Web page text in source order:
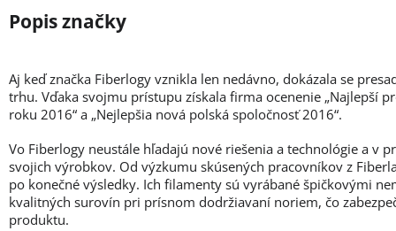
Aj keď značka Fiberlogy vznikla len nedávno, dokázala se
trhu. Vďaka svojmu prístupu získala firma ocenenie „Najlepší
roku 2016“ a „Nejlepšia nová polská spoločnosť 2016“.
Vo Fiberlogy neustále hľadajú nové riešenia a technológie a v
svojich výrobkov. Od výzkumu skúsených pracovníkov z
po konečné výsledky. Ich filamenty sú vyrábané špičkovými
kvalitných surovín pri prísnom dodržiavaní noriem, čo
produktu.